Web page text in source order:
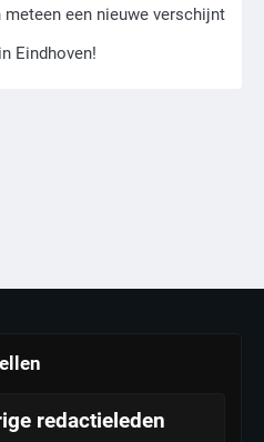
hoogste
leider sinds einde
samen met meerdere
een nieuwe verschijnt
Eindhoven!
redactieleden